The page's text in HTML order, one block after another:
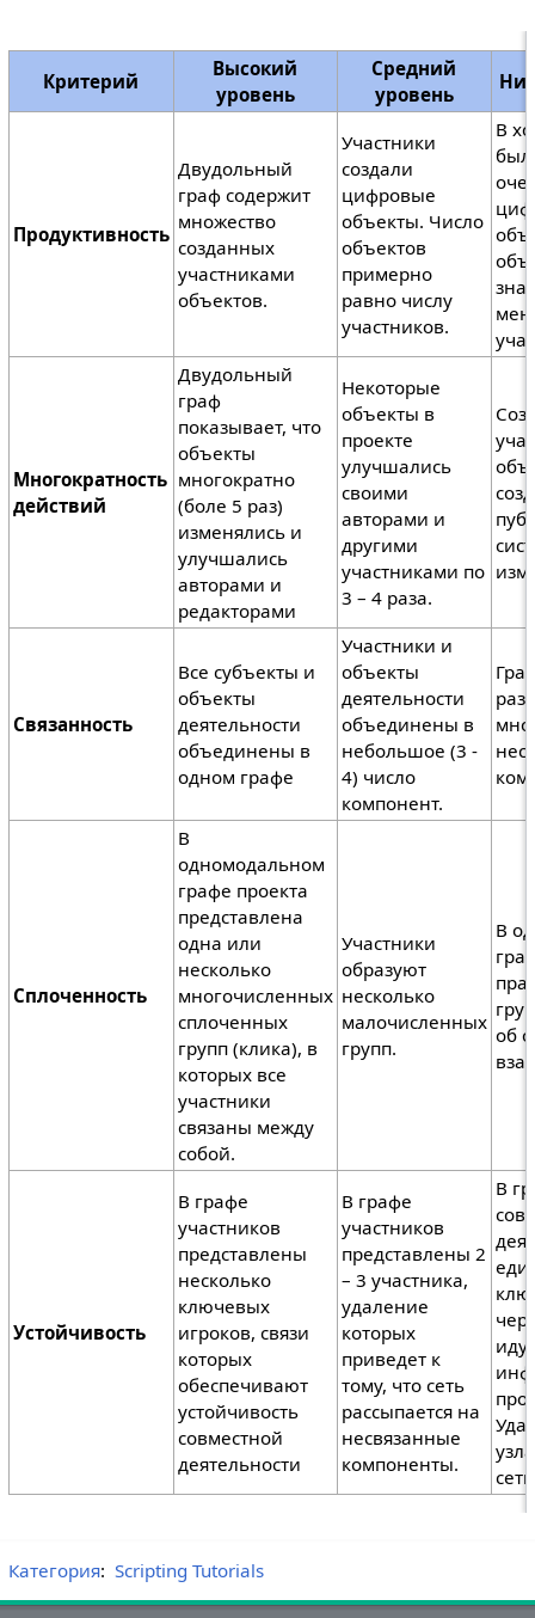
Критерий
Высокий
уровень
Средний
уровень
Продуктивность
Двудольный
граф содержит
множество
созданных
участниками
объектов.
Участники
создали
цифровые
объекты. Число
объектов
примерно
равно числу
участников.
В
Многократность
действий
Двудольный
граф
показывает, что
объекты
многократно
(боле 5 раз)
изменялись и
улучшались
авторами и
редакторами
Некоторые
объекты в
проекте
улучшались
своими
авторами и
другими
участниками по
3 – 4 раза.
Связанность
Все субъекты и
объекты
деятельности
объединены в
одном графе
Участники и
объекты
деятельности
объединены в
небольшое (3 -
4) число
компонент.
Сплоченность
В
одномодальном
графе проекта
представлена
одна или
несколько
многочисленных
сплоченных
групп (клика), в
которых все
участники
связаны между
собой.
Участники
образуют
несколько
малочисленных
групп.
В
об
Устойчивость
В графе
участников
представлены
несколько
ключевых
игроков, связи
которых
обеспечивают
устойчивость
совместной
деятельности
В графе
участников
представлены 2
– 3 участника,
удаление
которых
приведет к
тому, что сеть
рассыпается на
несвязанные
компоненты.
В
Категория: Scripting Tutorials